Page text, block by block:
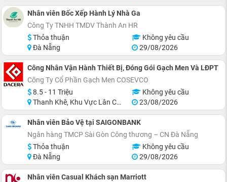
Nhân viên Bốc Xếp Hành Lý Nhà Ga
Công Ty TNHH TMDV Thành An HR
Thỏa thuận
Không yêu cầu
Đà Nẵng
29/08/2026
Công Nhân Vận Hành Thiết Bị, Đóng Gói Gạch Men Và LĐPT
Công Ty Cổ Phần Gạch Men COSEVCO
8.5 - 11 Triệu
Không yêu cầu
Thanh Khê, Khu Vực Lân Cận Đà Nẵng
23/08/2026
Nhân viên Bảo Vệ tại SAIGONBANK
Ngân hàng TMCP Sài Gòn Công thương – CN Đà Nẵng
Thỏa thuận
Không yêu cầu
Đà Nẵng
29/08/2026
Nhân viên Casual Khách sạn Marriott